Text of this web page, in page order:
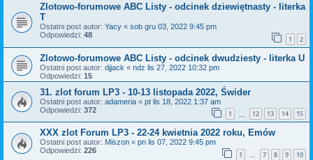
Zlotowo-forumowe ABC Listy - odcinek dziewiętnasty - literka
T
Ostatni post autor: Yacy « sob gru 03, 2022 9:45 pm
Odpowiedzi: 48 1 2
Zlotowo-forumowe ABC Listy - odcinek dwudziesty - literka U
Ostatni post autor: djjack « ndz lis 27, 2022 10:32 pm
Odpowiedzi: 15
31. zlot forum LP3 - 10-13 listopada 2022, Świder
Ostatni post autor: adameria « pt lis 18, 2022 1:37 am
Odpowiedzi: 372 1 12 13 14 15
XXX zlot Forum LP3 - 22-24 kwietnia 2022 roku, Emów
Ostatni post autor: Miszon « pn lis 07, 2022 9:45 pm
Odpowiedzi: 226 1 … 7 8 9 10